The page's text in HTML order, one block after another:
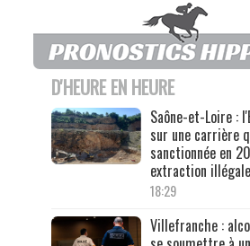
D'HEURE EN HEURE
Saône-et-Loire :
sur une carrière
sanctionnée en
extraction illégale
18:29
Villefranche :